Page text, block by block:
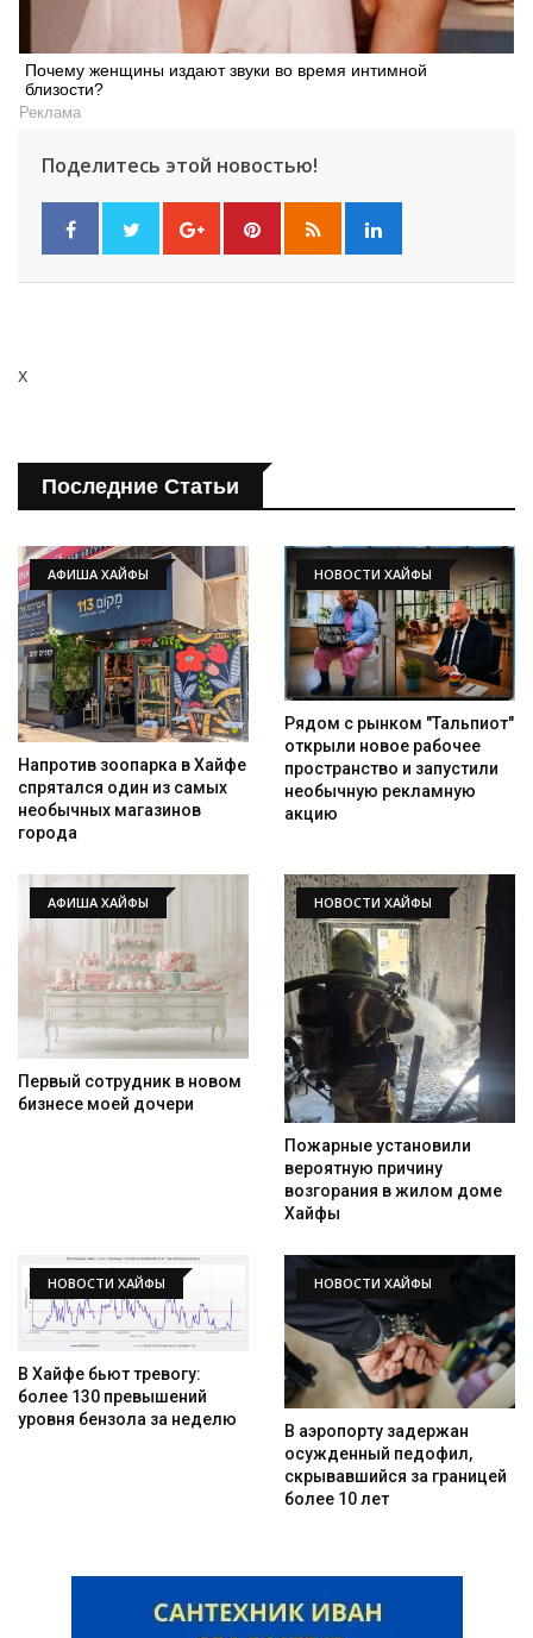
Почему женщины издают звуки во время интимной
близости?
Реклама
Поделитесь этой новостью!
x
Последние Статьи
АФИША ХАЙФЫ
Напротив зоопарка в Хайфе
спрятался один из самых
необычных магазинов
города
НОВОСТИ ХАЙФЫ
Рядом с рынком "Тальпиот"
открыли новое рабочее
пространство и запустили
необычную рекламную
акцию
АФИША ХАЙФЫ
Первый сотрудник в новом
бизнесе моей дочери
НОВОСТИ ХАЙФЫ
Пожарные установили
вероятную причину
возгорания в жилом доме
Хайфы
НОВОСТИ ХАЙФЫ
В Хайфе бьют тревогу:
более 130 превышений
уровня бензола за неделю
НОВОСТИ ХАЙФЫ
В аэропорту задержан
осужденный педофил,
скрывавшийся за границей
более 10 лет